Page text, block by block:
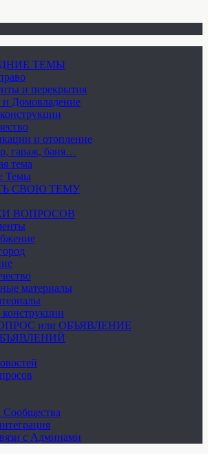
ТЕМЫ
и перекрытия
и Домовладение
и отопление
гараж, баня…
тема
Темы
СВОЮ ТЕМУ
ВОПРОСОВ
материалы
или ОБЪЯВЛЕНИЕ
Сообщества
с Админами